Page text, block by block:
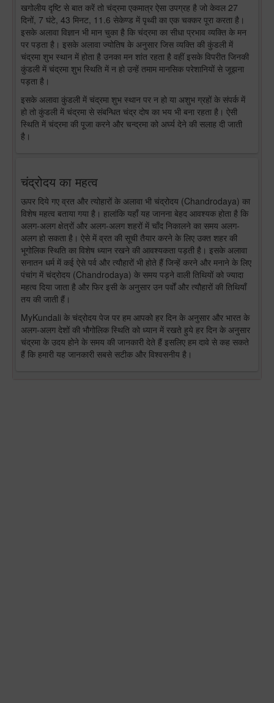
खगोलीय दृष्टि से बात करें तो चंद्रमा एकमात्र ऐसा उपग्रह है जो केवल 27
दिनों, 7 घंटे, 43 मिनट, 11.6 सेकेण्ड में पृथ्वी का एक चक्कर पूरा करता है।
इसके अलावा विज्ञान भी मान चुका है कि चंद्रमा का सीधा प्रभाव व्यक्ति के मन
पर पड़ता है। इसके अलावा ज्योतिष के अनुसार जिस व्यक्ति की कुंडली में
चंद्रमा शुभ स्थान में होता है उनका मन शांत रहता है वहीं इसके विपरीत जिनकी
कुंडली में चंद्रमा शुभ स्थिति में न हो उन्हें तमाम मानसिक परेशानियों से जूझना
पड़ता है।
इसके अलावा कुंडली में चंद्रमा शुभ स्थान पर न हो या अशुभ ग्रहों के संपर्क में
हो तो कुंडली में चंद्रमा से संबन्धित चंद्र दोष का भय भी बना रहता है। ऐसी
स्थिति में चंद्रमा की पूजा करने और चन्द्रमा को अर्घ्य देने की सलाह दी जाती
है।
चंद्रोदय का महत्व
ऊपर दिये गए व्रत और त्योहारों के अलावा भी चंद्रोदय (Chandrodaya) का
विशेष महत्व बताया गया है। हालांकि यहाँ यह जानना बेहद आवश्यक होता है कि
अलग-अलग क्षेत्रों और अलग-अलग शहरों में चाँद निकालने का समय अलग-
अलग हो सकता है। ऐसे में व्रत की सूची तैयार करने के लिए उक्त शहर की
भूगोलिक स्थिति का विशेष ध्यान रखने की आवश्यकता पड़ती है। इसके अलावा
सनातन धर्म में कई ऐसे पर्व और त्यौहारों भी होते हैं जिन्हें करने और मनाने के लिए
पंचांग में चंद्रोदय (Chandrodaya) के समय पड़ने वाली तिथियों को ज्यादा
महत्व दिया जाता है और फिर इसी के अनुसार उन पर्वों और त्यौहारों की तिथियाँ
तय की जाती हैं।
MyKundali के चंद्रोदय पेज पर हम आपको हर दिन के अनुसार और भारत के
अलग-अलग देशों की भौगोलिक स्थिति को ध्यान में रखते हुये हर दिन के अनुसार
चंद्रमा के उदय होने के समय की जानकारी देते हैं इसलिए हम दावे से कह सकते
हैं कि हमारी यह जानकारी सबसे सटीक और विश्वसनीय है।